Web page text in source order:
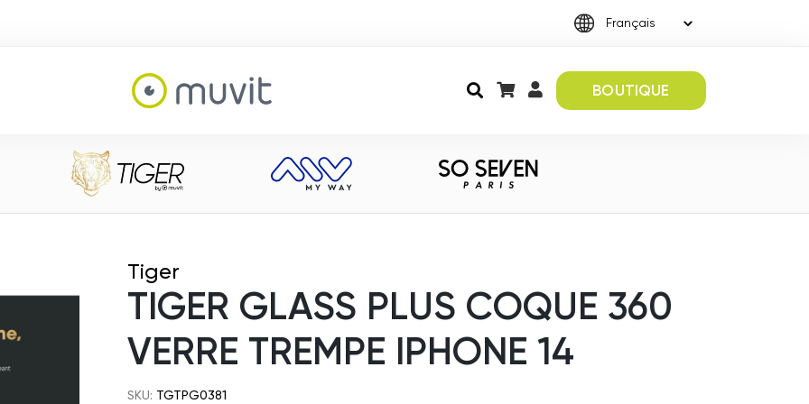
BOUTIQUE
Tiger
TIGER GLASS PLUS COQUE 360
VERRE TREMPE IPHONE 14
SKU: TGTPG0381